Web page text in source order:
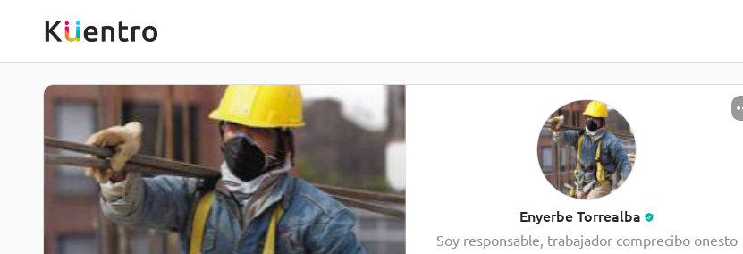
Enyerbe Torrealba
Soy responsable, trabajador comprecibo onesto